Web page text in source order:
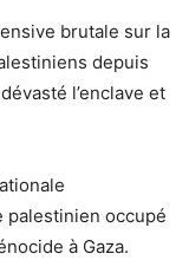
brutale sur la
depuis
l’enclave et
occupé
à Gaza.